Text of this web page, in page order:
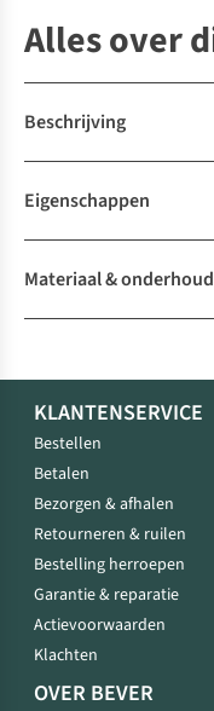
Alles over
Beschrijving
Eigenschappen
Materiaal & onderhoud
KLANTENSERVICE
Bestellen
Betalen
Bezorgen & afhalen
Retourneren & ruilen
Bestelling herroepen
Garantie & reparatie
Actievoorwaarden
Klachten
OVER BEVER